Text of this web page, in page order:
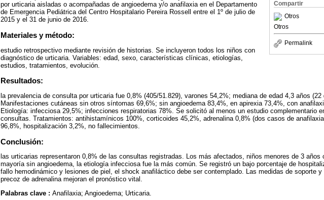
Compartir
Otros
Otros
Permalink
por urticaria aisladas o acompañadas de angioedema y/o anafilaxia en el Departamento
de Emergencia Pediátrica del Centro Hospitalario Pereira Rossell entre el 1º de julio de
2015 y el 31 de junio de 2016.
Materiales y método:
estudio retrospectivo mediante revisión de historias. Se incluyeron todos los niños con
diagnóstico de urticaria. Variables: edad, sexo, características clínicas, etiologías,
estudios, tratamientos, evolución.
Resultados:
la prevalencia de consulta por urticaria fue 0,8% (405/51.829), varones 54,2%; mediana de edad 4,3 años (22
Manifestaciones cutáneas sin otros síntomas 69,6%; sin angioedema 83,4%, en apirexia 73,4%, con
Etiología: infecciosa 29,5%; infecciones respiratorias 78%. Se solicitó al menos un estudio complementario
consultas. Tratamientos: antihistamínicos 100%, corticoides 45,2%, adrenalina 0,8% (dos casos de
96,8%, hospitalización 3,2%, no fallecimientos.
Conclusión:
las urticarias representaron 0,8% de las consultas registradas. Los más afectados, niños menores de 3 años
mayoría sin angioedema, la etiología infecciosa fue la más común. Se registró un bajo porcentaje de
fallo hemodinámico y lesiones de piel, el shock anafiláctico debe ser contemplado. Las medidas de soporte
precoz de adrenalina mejoran el pronóstico vital.
Palabras clave : Anafilaxia; Angioedema; Urticaria.